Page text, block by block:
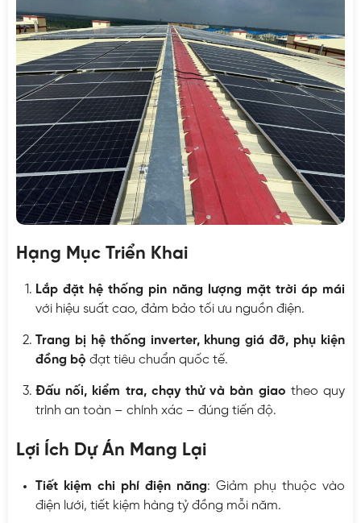
Hạng Mục Triển Khai
Lắp đặt hệ thống pin năng lượng mặt trời áp mái
với hiệu suất cao, đảm bảo tối ưu nguồn điện.
Trang bị hệ thống inverter, khung giá đỡ, phụ kiện
đồng bộ đạt tiêu chuẩn quốc tế.
Đấu nối, kiểm tra, chạy thử và bàn giao theo quy
trình an toàn – chính xác – đúng tiến độ.
Lợi Ích Dự Án Mang Lại
Tiết kiệm chi phí điện năng: Giảm phụ thuộc vào
điện lưới, tiết kiệm hàng tỷ đồng mỗi năm.